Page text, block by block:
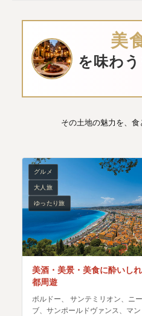
美
を味わ
その土地の魅力を、食
グルメ
大人旅
ゆったり旅
美酒・美景・美食に酔いし
都周遊
ボルドー、 サンテミリオン、ニ
ブ、サンポールドヴァンス、マ